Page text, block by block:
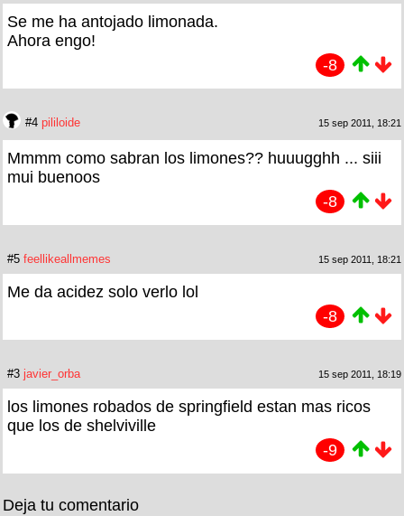
Se me ha antojado limonada.
Ahora engo!
-8
#4 pililoide 15 sep 2011, 18:21
Mmmm como sabran los limones?? huuugghh ... siii
mui buenoos
-8
#5 feellikeallmemes 15 sep 2011, 18:21
Me da acidez solo verlo lol
-8
#3 javier_orba 15 sep 2011, 18:19
los limones robados de springfield estan mas ricos
que los de shelviville
-9
Deja tu comentario